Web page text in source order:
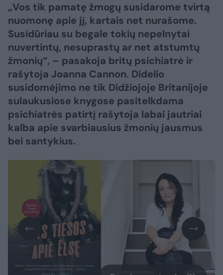
„Vos tik pamatę žmogų susidarome tvirtą
nuomonę apie jį, kartais net nurašome.
Susidūriau su begale tokių nepelnytai
nuvertintų, nesuprastų ar net atstumtų
žmonių“, – pasakoja britų psichiatrė ir
rašytoja Joanna Cannon. Didelio
susidomėjimo ne tik Didžiojoje Britanijoje
sulaukusiose knygose pasitelkdama
psichiatrės patirtį rašytoja labai jautriai
kalba apie svarbiausius žmonių jausmus
bei santykius.